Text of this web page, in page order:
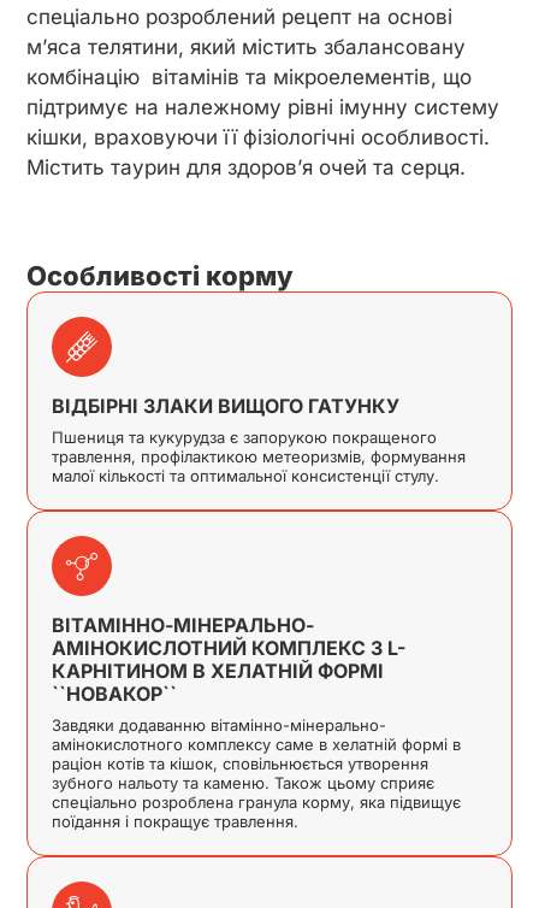
спеціально розроблений рецепт на основі
м’яса телятини, який містить збалансовану
комбінацію вітамінів та мікроелементів, що
підтримує на належному рівні імунну систему
кішки, враховуючи її фізіологічні особливості.
Містить таурин для здоров’я очей та серця.
Особливості корму
ВІДБІРНІ ЗЛАКИ ВИЩОГО ГАТУНКУ
Пшениця та кукурудза є запорукою покращеного
травлення, профілактикою метеоризмів, формування
малої кількості та оптимальної консистенції стулу.
ВІТАМІННО-МІНЕРАЛЬНО-
АМІНОКИСЛОТНИЙ КОМПЛЕКС З L-
КАРНІТИНОМ В ХЕЛАТНІЙ ФОРМІ
``НОВАКОР``
Завдяки додаванню вітамінно-мінерально-
амінокислотного комплексу саме в хелатній формі в
раціон котів та кішок, сповільнюється утворення
зубного нальоту та каменю. Також цьому сприяє
спеціально розроблена гранула корму, яка підвищує
поїдання і покращує травлення.